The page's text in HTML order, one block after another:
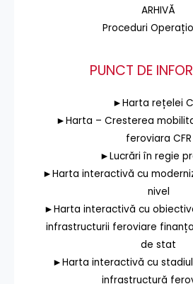
ARHIVĂ
Proceduri
PUNCT DE
►Harta rețelei
►Harta – Cresterea
feroviara CFR
►Lucrări în regie
►Harta interactivă cu
nivel
►Harta interactivă cu
infrastructurii feroviare
de stat
►Harta interactivă cu
infrastructură